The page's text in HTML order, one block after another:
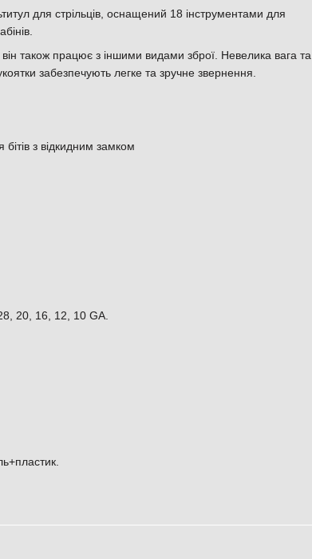
для стрільців, оснащений 18 інструментами для
він також працює з іншими видами зброї. Невелика вага та
забезпечують легке та зручне звернення.
бітів з відкидним замком
20, 16, 12, 10 GA.